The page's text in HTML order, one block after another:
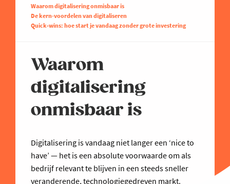
Waarom digitalisering onmisbaar is
De kern-voordelen van digitaliseren
Quick‐wins: hoe start je vandaag zonder grote investering
Waarom
digitalisering
onmisbaar is
Digitalisering is vandaag niet langer een ‘nice to
have’ — het is een absolute voorwaarde om als
bedrijf relevant te blijven in een steeds sneller
veranderende, technologiegedreven markt.